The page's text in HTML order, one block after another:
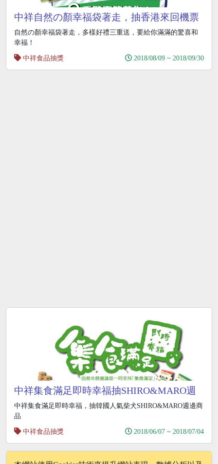
中祥自然の顏幸福袋著走，抽香港來回機票
自然の顏幸福袋著走，多樣好禮三重送，要給你滿滿的驚喜和
幸福！
中祥食品抽獎
2018/08/09 ~ 2018/09/30
中祥集食滿足即時幸福抽SHIRO&MARO週
邊
中祥集食滿足即時幸福，抽韓國人氣柴犬SHIRO&MARO週邊商
品
中祥食品抽獎
2018/06/07 ~ 2018/07/04
1